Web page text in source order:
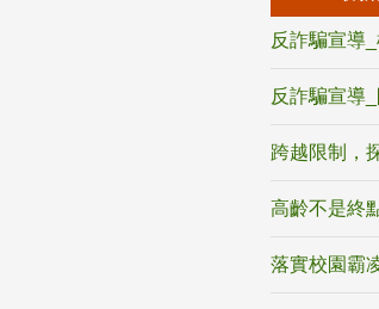
反詐騙宣導
反詐騙宣導
跨越限制，
高齡不是終
落實校園霸